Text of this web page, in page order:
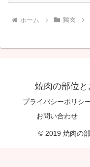
ホーム 鶏肉
焼肉の部位
プライバシーポリシ
お問い合わせ
© 2019 焼肉の